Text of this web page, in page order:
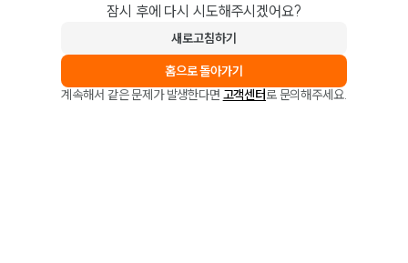
잠시 후에 다시 시도해주시겠어요?
새로고침하기
홈으로 돌아가기
계속해서 같은 문제가 발생한다면 고객센터로 문의해주세요.